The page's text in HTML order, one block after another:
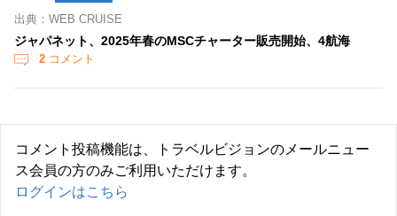
出典：WEB CRUISE
ジャパネット、2025年春のMSCチャーター販売開始、4航海
2 コメント
コメント投稿機能は、トラベルビジョンのメールニュー
ス会員の方のみご利用いただけます。
ログインはこちら